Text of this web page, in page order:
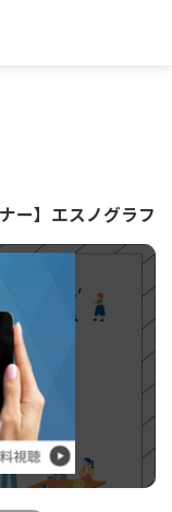
ナー】エスノグラ